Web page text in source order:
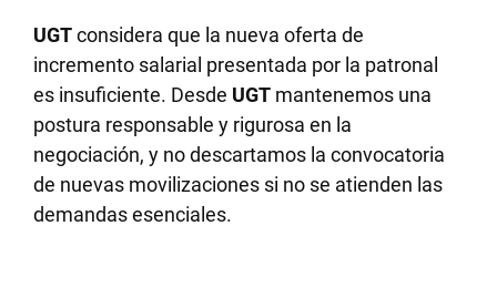
UGTconsidera que la nueva oferta de
incremento salarial presentada por la patronal
es insuficiente. Desde UGT mantenemos una
postura responsable y rigurosa en la
negociación, y no descartamos la convocatoria
de nuevas movilizaciones si no se atienden las
demandas esenciales.